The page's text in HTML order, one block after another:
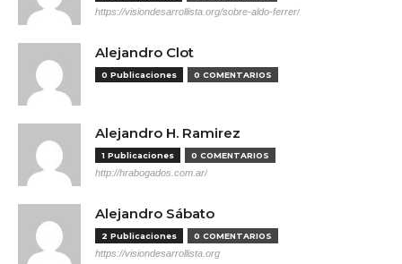
https://visiondesarrollista.org/sobre-aldo-ferrer/
Alejandro Clot
0 Publicaciones 0 COMENTARIOS
Alejandro H. Ramirez
1 Publicaciones 0 COMENTARIOS
http://hrabogados.com.ar/
Alejandro Sábato
2 Publicaciones 0 COMENTARIOS
https://visiondesarrollista.org